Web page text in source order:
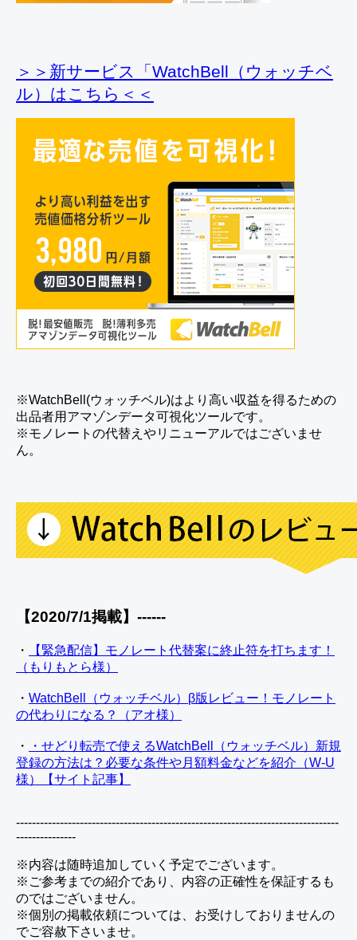
＞＞新サービス「WatchBell（ウォッチベ
ル）はこちら＜＜
※WatchBell(ウォッチベル)はより高い収益を得るための
出品者用アマゾンデータ可視化ツールです。
※モノレートの代替えやリニューアルではございませ
ん。
【2020/7/1掲載】------
・
【緊急配信】モノレート代替案に終止符を打ちます！
（もりもとら様）
・ WatchBell（ウォッチベル）β版レビュー！モノレート
の代わりになる？（アオ様）
・
・せどり転売で使えるWatchBell（ウォッチベル）新規
登録の方法は？必要な条件や月額料金などを紹介（W-U
様）【サイト記事】
---------------------------------------------------------------------------------
---------------
※内容は随時追加していく予定でございます。
※ご参考までの紹介であり、内容の正確性を保証するも
のではございません。
※個別の掲載依頼については、お受けしておりませんの
でご容赦下さいませ。